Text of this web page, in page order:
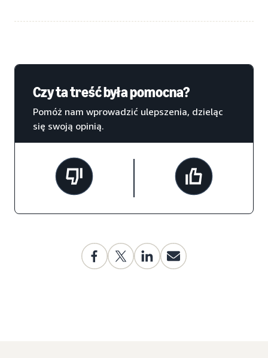
Czy ta treść była pomocna?
Pomóż nam wprowadzić ulepszenia, dzieląc
się swoją opinią.